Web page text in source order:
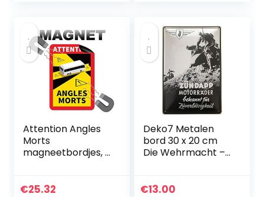
Attention Angles
Morts
magneetbordjes, 3
en caravan,
€25.32
Deko7 Metalen
bord 30 x 20 cm
Die Wehrmacht –
€13.00